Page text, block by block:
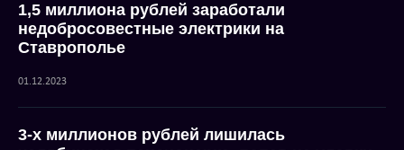
1,5 миллиона рублей заработали
недобросовестные электрики на
Ставрополье
01.12.2023
3-х миллионов рублей лишилась